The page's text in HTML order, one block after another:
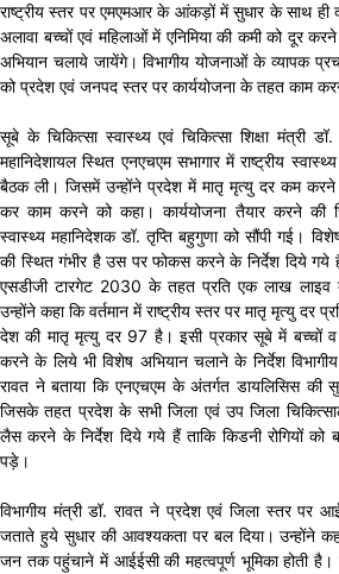
राष्ट्रीय स्तर पर एमएमआर के आंकड़ों में सुधार के साथ
अलावा बच्चों एवं महिलाओं में एनिमिया की कमी को दूर
अभियान चलाये जायेंगे। विभागीय योजनाओं के व्यापक
को प्रदेश एवं जनपद स्तर पर कार्ययोजना के तहत काम
सूबे के चिकित्सा स्वास्थ्य एवं चिकित्सा शिक्षा मंत्री
महानिदेशायल स्थित एनएचएम सभागार में राष्ट्रीय
बैठक ली। जिसमें उन्होंने प्रदेश में मातृ मृत्यु दर कम करने
कर काम करने को कहा। कार्ययोजना तैयार करने की
स्वास्थ्य महानिदेशक डॉ. तृप्ति बहुगुणा को सौंपी गई।
की स्थित गंभीर है उस पर फोकस करने के निर्देश दिये गये
एसडीजी टारगेट 2030 के तहत प्रति एक लाख
उन्होंने कहा कि वर्तमान में राष्ट्रीय स्तर पर मातृ मृत्यु
देश की मातृ मृत्यु दर 97 है। इसी प्रकार सूबे में बच्चों व
करने के लिये भी विशेष अभियान चलाने के निर्देश
रावत ने बताया कि एनएचएम के अंतर्गत डायलिसिस की
जिसके तहत प्रदेश के सभी जिला एवं उप जिला
लैस करने के निर्देश दिये गये हैं ताकि किडनी रोगियों
पड़े।
विभागीय मंत्री डॉ. रावत ने प्रदेश एवं जिला स्तर पर
जताते हुये सुधार की आवश्यकता पर बल दिया। उन्होंने
जन तक पहुंचाने में आईईसी की महत्वपूर्ण भूमिका होती